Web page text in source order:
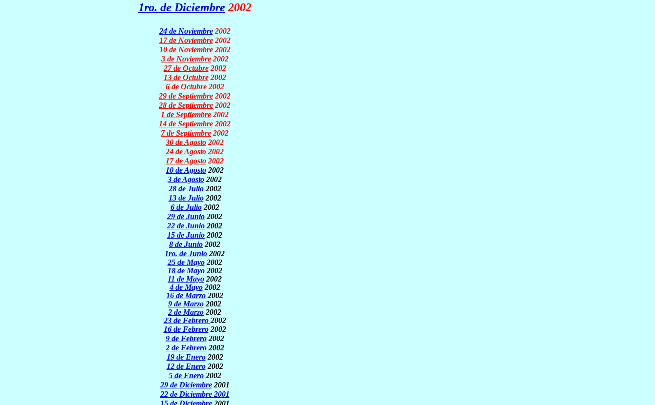
1ro. de Diciembre 2002
24 de Noviembre2002
17 de Noviembre 2002
10 de Noviembre 2002
3 de Noviembre 2002
27 de Octubre 2002
13 de Octubre 2002
6 de Octubre 2002
29 de Septiembre 2002
28 de Septiembre 2002
1 de Septiembre 2002
14 de Septiembre 2002
7 de Septiembre 2002
30 de Agosto 2002
24 de Agosto 2002
17 de Agosto 2002
10 de Agosto 2002
3 de Agosto 2002
28 de Julio2002
13 de Julio2002
6 de Julio2002
29 de Junio 2002
22 de Junio 2002
15 de Junio 2002
8 de Junio 2002
1ro. de Junio 2002
25 de Mayo2002
18 de Mayo2002
11 de Mayo 2002
4 de Mayo2002
16 de Marzo 2002
9 de Marzo 2002
2 de Marzo 2002
23 de Febrero 2002
16 de Febrero2002
9 de Febrero2002
2 de Febrero2002
19 de Enero2002
12 de Enero2002
5 de Enero2002
29 de Diciembre2001
22 de Diciembre 2001
15 de Diciembre2001